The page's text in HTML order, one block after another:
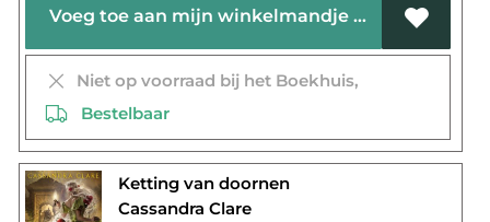
Voeg toe aan mijn winkelmandje
Niet op voorraad bij het Boekhuis,
Bestelbaar
Ketting van doornen
Cassandra Clare